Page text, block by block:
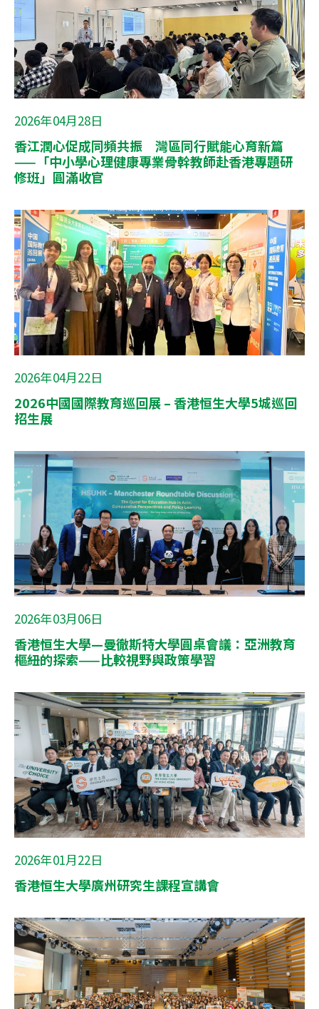
香江潤心促成同頻共振 灣區同行賦能心育新篇
——「中小學心理健康專業骨幹教師赴香港專題研
修班」圓滿收官
2026年04月28日
2026中國國際教育巡回展 – 香港恒生大學5城巡回
招生展
2026年04月22日
香港恒生大學—曼徹斯特大學圓桌會議：亞洲教育
樞紐的探索——比較視野與政策學習
2026年03月06日
香港恒生大學廣州研究生課程宣講會
2026年01月22日